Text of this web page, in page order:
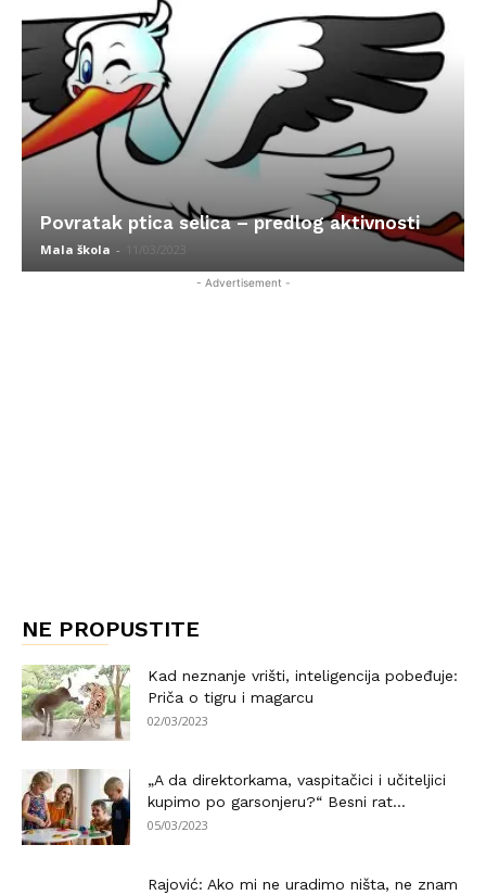
Povratak ptica selica – predlog aktivnosti
Mala škola - 11/03/2023
- Advertisement -
NE PROPUSTITE
Kad neznanje vrišti, inteligencija pobeđuje:
Priča o tigru i magarcu
02/03/2023
„A da direktorkama, vaspitačici i učiteljici
kupimo po garsonjeru?“ Besni rat...
05/03/2023
Rajović: Ako mi ne uradimo ništa, ne znam